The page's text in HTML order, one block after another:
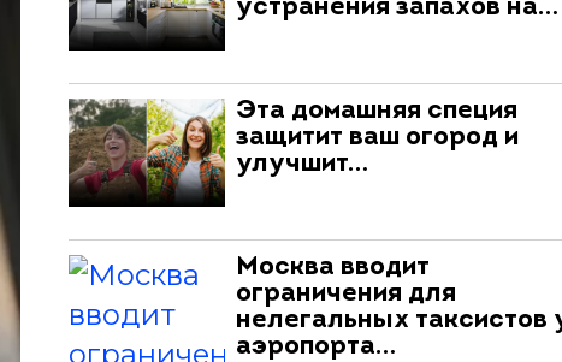
устранения запахов на…
Эта домашняя специя
защитит ваш огород и
улучшит…
Москва вводит
ограничения для
нелегальных таксистов
аэропорта…